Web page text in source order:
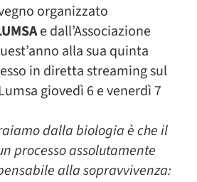
organizzato
e dall’Associazione
alla sua quinta
in diretta streaming sul
giovedì 6 e venerdì 7
dalla biologia è che il
processo assolutamente
alla sopravvivenza: